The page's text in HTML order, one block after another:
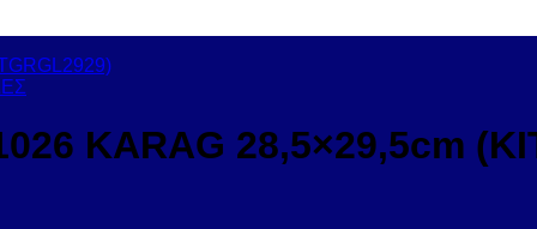
KARAG 28,5×29,5cm